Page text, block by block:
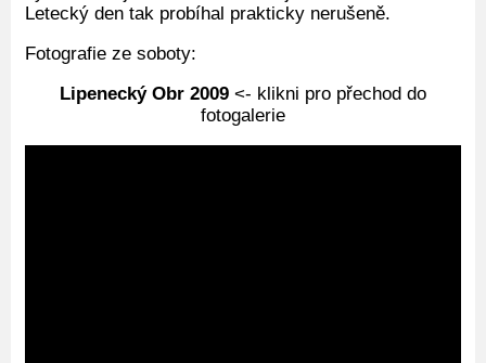
Letecký den tak probíhal prakticky nerušeně.
Fotografie ze soboty:
Lipenecký Obr 2009 <- klikni pro přechod do
fotogalerie